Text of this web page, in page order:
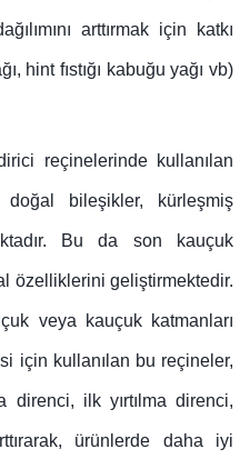
arttırmak için katkı
hint fıstığı kabuğu yağı vb)
reçinelerinde kullanılan
doğal bileşikler, kürleşmiş
Bu da son kauçuk
özelliklerini geliştirmektedir.
veya kauçuk katmanları
için kullanılan bu reçineler,
direnci, ilk yırtılma direnci,
ürünlerde daha iyi